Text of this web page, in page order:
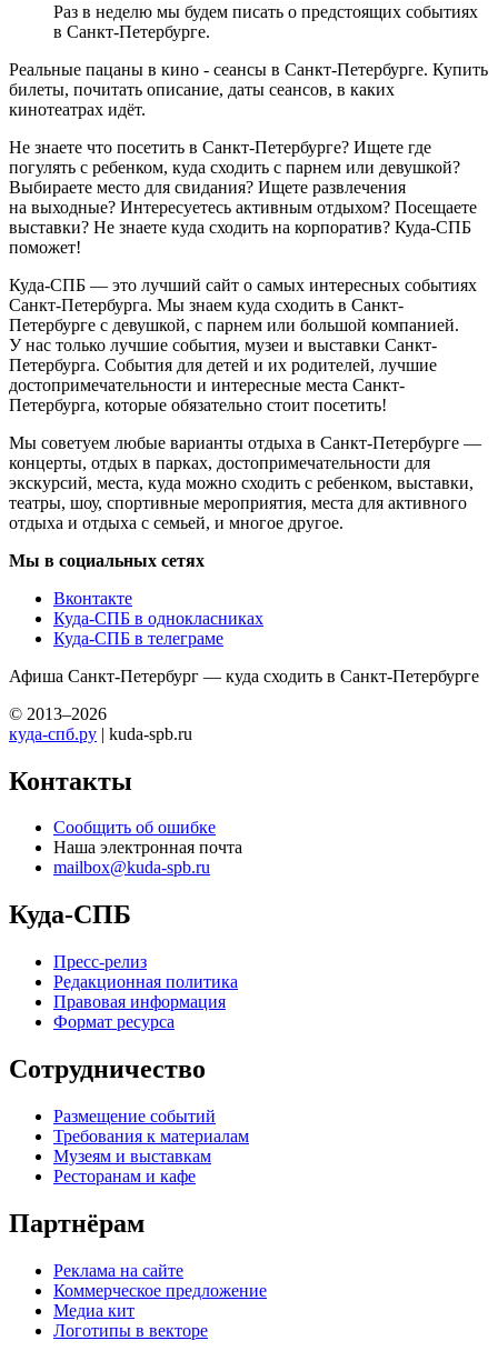
Раз в неделю мы будем писать о предстоящих событиях
в Санкт-Петербурге.
Реальные пацаны в кино - сеансы в Санкт-Петербурге. Купить
билеты, почитать описание, даты сеансов, в каких
кинотеатрах идёт.
Не знаете что посетить в Санкт-Петербурге? Ищете где
погулять с ребенком, куда сходить с парнем или девушкой?
Выбираете место для свидания? Ищете развлечения
на выходные? Интересуетесь активным отдыхом? Посещаете
выставки? Не знаете куда сходить на корпоратив? Куда-СПБ
поможет!
Куда-СПБ — это лучший сайт о самых интересных событиях
Санкт-Петербурга. Мы знаем куда сходить в Санкт-
Петербурге с девушкой, с парнем или большой компанией.
У нас только лучшие события, музеи и выставки Санкт-
Петербурга. События для детей и их родителей, лучшие
достопримечательности и интересные места Санкт-
Петербурга, которые обязательно стоит посетить!
Мы советуем любые варианты отдыха в Санкт-Петербурге —
концерты, отдых в парках, достопримечательности для
экскурсий, места, куда можно сходить с ребенком, выставки,
театры, шоу, спортивные мероприятия, места для активного
отдыха и отдыха с семьей, и многое другое.
Мы в социальных сетях
Вконтакте
Куда-СПБ в однокласниках
Куда-СПБ в телеграме
Афиша Санкт-Петербург — куда сходить в Санкт-Петербурге
© 2013–2026
куда-спб.ру | kuda-spb.ru
Контакты
Сообщить об ошибке
Наша электронная почта
mailbox@kuda-spb.ru
Куда-СПБ
Пресс-релиз
Редакционная политика
Правовая информация
Формат ресурса
Сотрудничество
Размещение событий
Требования к материалам
Музеям и выставкам
Ресторанам и кафе
Партнёрам
Реклама на сайте
Коммерческое предложение
Медиа кит
Логотипы в векторе